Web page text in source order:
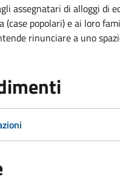
assegnatari di alloggi di
(case popolari) e ai loro
rinunciare a uno